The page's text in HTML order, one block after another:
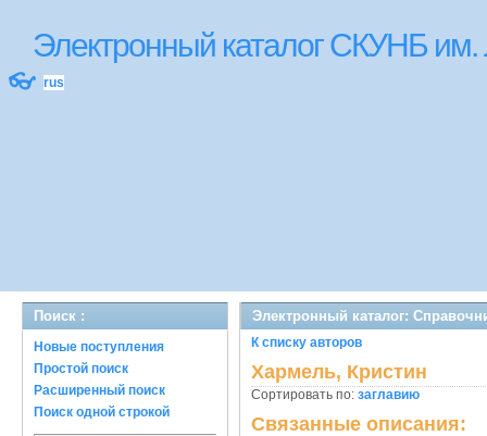
Электронный каталог СКУНБ
👓 rus
Поиск :
Новые поступления
Простой поиск
Расширенный поиск
Поиск одной строкой
Электронный каталог:
К списку авторов
Хармель, Кристин
Сортировать по: заглавию
Связанные описания: